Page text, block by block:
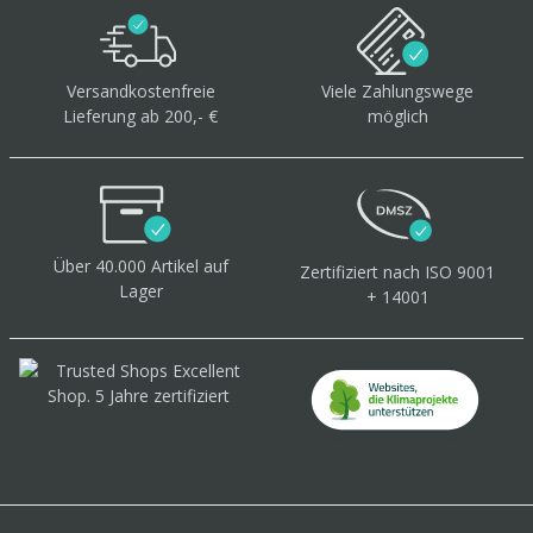
Versandkostenfreie
Lieferung ab 200,- €
Viele Zahlungswege
möglich
Über 40.000 Artikel auf
Lager
Zertifiziert nach ISO 9001
+ 14001